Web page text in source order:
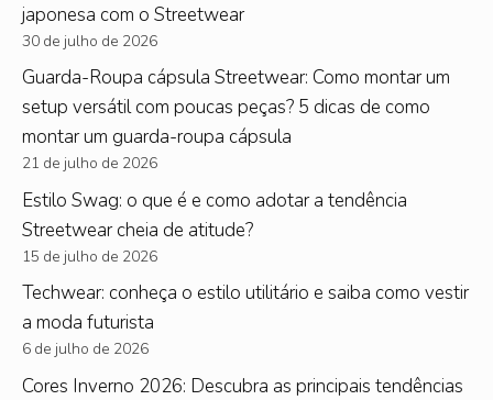
japonesa com o Streetwear
30 de julho de 2026
Guarda-Roupa cápsula Streetwear: Como montar um
setup versátil com poucas peças? 5 dicas de como
montar um guarda-roupa cápsula
21 de julho de 2026
Estilo Swag: o que é e como adotar a tendência
Streetwear cheia de atitude?
15 de julho de 2026
Techwear: conheça o estilo utilitário e saiba como vestir
a moda futurista
6 de julho de 2026
Cores Inverno 2026: Descubra as principais tendências